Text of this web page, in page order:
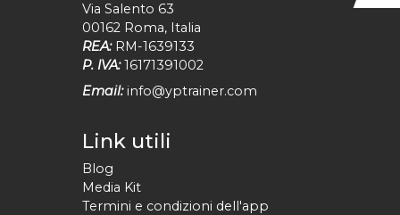
Via Salento 63
00162 Roma, Italia
REA: RM-1639133
P. IVA: 16171391002
Email: info@yptrainer.com
Link utili
Blog
Media Kit
Termini e condizioni dell'app